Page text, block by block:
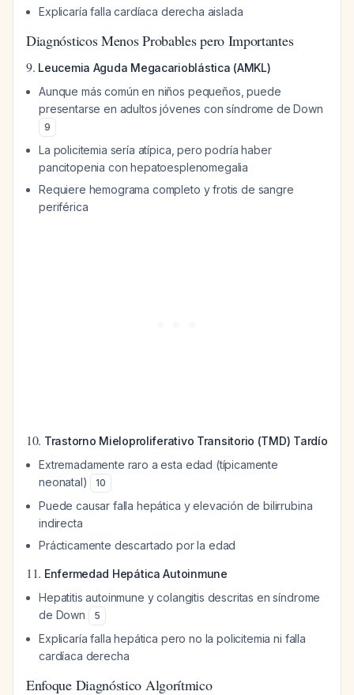
Explicaría falla cardíaca derecha aislada
Diagnósticos Menos Probables pero Importantes
9. Leucemia Aguda Megacarioblástica (AMKL)
Aunque más común en niños pequeños, puede
presentarse en adultos jóvenes con síndrome de Down
9
La policitemia sería atípica, pero podría haber
pancitopenia con hepatoesplenomegalia
Requiere hemograma completo y frotis de sangre
periférica
10. Trastorno Mieloproliferativo Transitorio (TMD) Tardío
Extremadamente raro a esta edad (típicamente
neonatal)
10
Puede causar falla hepática y elevación de bilirrubina
indirecta
Prácticamente descartado por la edad
11. Enfermedad Hepática Autoinmune
Hepatitis autoinmune y colangitis descritas en síndrome
de Down
5
Explicaría falla hepática pero no la policitemia ni falla
cardíaca derecha
Enfoque Diagnóstico Algorítmico